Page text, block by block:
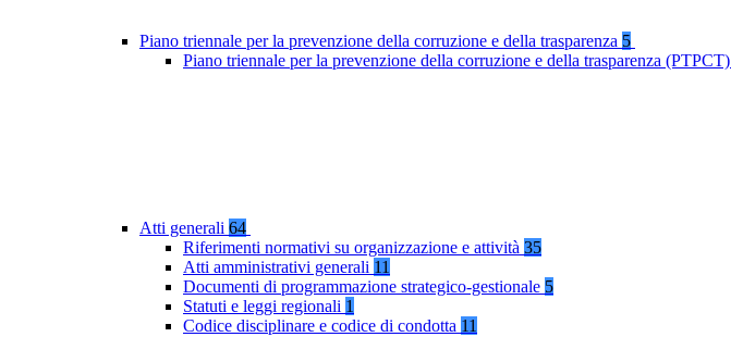
Piano triennale per la prevenzione della corruzione e della trasparenza 5
Piano triennale per la prevenzione della corruzione e della trasparenza (PTPCT)
Atti generali 64
Riferimenti normativi su organizzazione e attività 35
Atti amministrativi generali 11
Documenti di programmazione strategico-gestionale 5
Statuti e leggi regionali 1
Codice disciplinare e codice di condotta 11